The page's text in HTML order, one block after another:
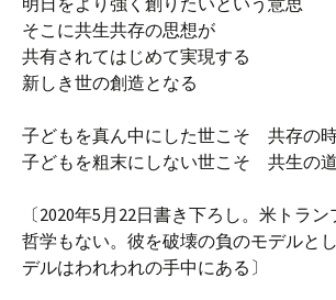
そこに共生共存の思想が
共有されてはじめて実現する
新しき世の創造となる
子どもを真ん中にした世こそ 共存の
子どもを粗末にしない世こそ 共生の
〔2020年5月22日書き下ろし。米トラ
哲学もない。彼を破壊の負のモデルと
デルはわれわれの手中にある〕